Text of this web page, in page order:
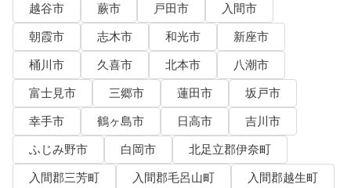
越谷市
蕨市 戸田市
入間市
朝霞市
志木市 和光市
新座市
桶川市
久喜市 北本市
八潮市
富士見市
三郷市 蓮田市
坂戸市
幸手市
鶴ヶ島市 日高市
吉川市
ふじみ野市
白岡市
北足立郡伊奈町
入間郡三芳町
入間郡毛呂山町
入間郡越生町